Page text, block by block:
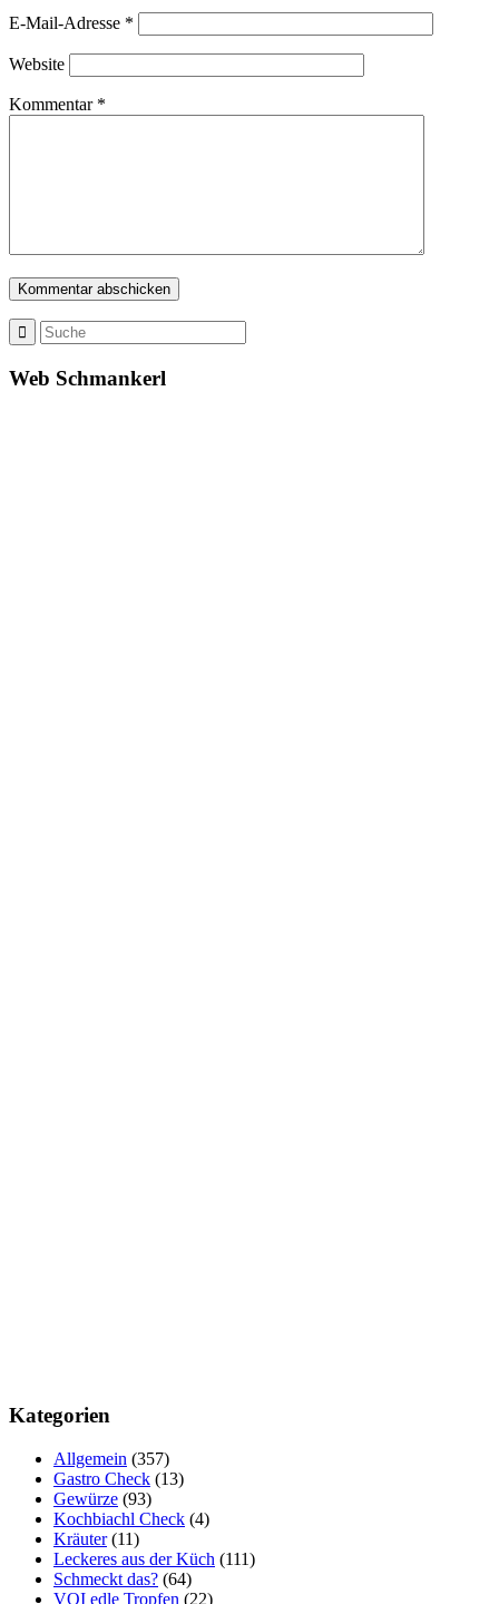
E-Mail-Adresse *
Website
Kommentar *
Web Schmankerl
Kategorien
Allgemein (357)
Gastro Check (13)
Gewürze (93)
Kochbiachl Check (4)
Kräuter(11)
Leckeres aus der Küch (111)
Schmeckt das? (64)
VOI edle Tropfen (22)